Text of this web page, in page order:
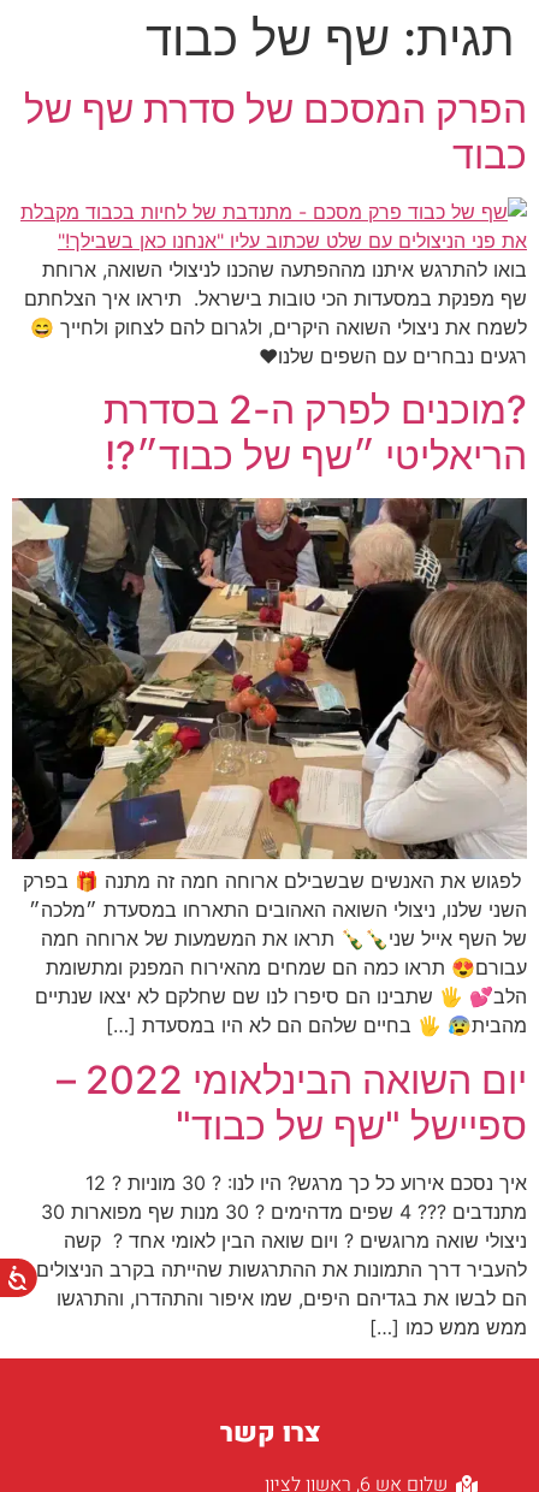
תגית: שף של כבוד
הפרק המסכם של סדרת שף של
כבוד
בואו להתרגש איתנו מההפתעה שהכנו לניצולי השואה, ארוחת
שף מפנקת במסעדות הכי טובות בישראל. תיראו איך הצלחתם
לשמח את ניצולי השואה היקרים, ולגרום להם לצחוק ולחייך 😄
רגעים נבחרים עם השפים שלנו❤️
?מוכנים לפרק ה-2 בסדרת
הריאליטי ״שף של כבוד״?!
לפגוש את האנשים שבשבילם ארוחה חמה זה מתנה 🎁 בפרק
השני שלנו, ניצולי השואה האהובים התארחו במסעדת ״מלכה״
של השף אייל שני🍾🍾 תראו את המשמעות של ארוחה חמה
עבורם😍 תראו כמה הם שמחים מהאירוח המפנק ומתשומת
הלב💕 🖐 שתבינו הם סיפרו לנו שם שחלקם לא יצאו שנתיים
מהבית😰 🖐 בחיים שלהם הם לא היו במסעדת […]
יום השואה הבינלאומי 2022 –
ספיישל "שף של כבוד"
איך נסכם אירוע כל כך מרגש? היו לנו: ? 30 מוניות ? 12
מתנדבים ??‍? 4 שפים מדהימים ? 30 מנות שף מפוארות 30
ניצולי שואה מרוגשים ? ויום שואה הבין לאומי אחד ? קשה
להעביר דרך התמונות את ההתרגשות שהייתה בקרב הניצולים,
הם לבשו את בגדיהם היפים, שמו איפור והתהדרו, והתרגשו
ממש ממש כמו […]
צרו קשר
שלום אש 6, ראשון לציון